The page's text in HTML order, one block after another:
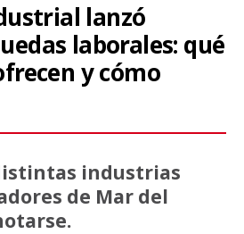
lanzó
laborales: qué
y cómo
industrias
de Mar del